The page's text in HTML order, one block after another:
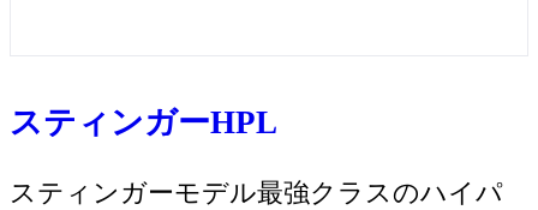
スティンガーHPL
スティンガーモデル最強クラスのハイパ